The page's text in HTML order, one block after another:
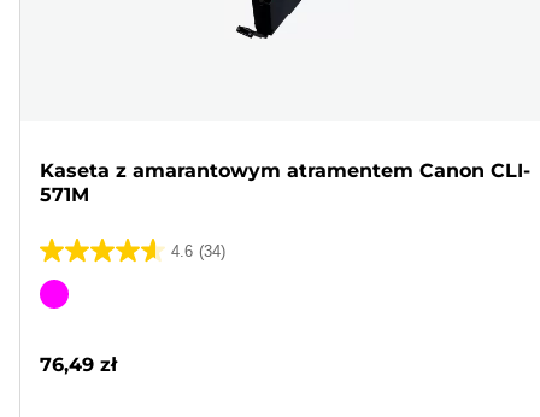
Kaseta z amarantowym atramentem Canon CLI-
571M
4.6 (34)
4.6
na
34
Wkład
76,49 zł